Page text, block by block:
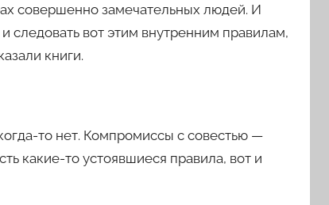
совершенно замечательных людей. И
следовать вот этим внутренним правилам,
книги.
то нет. Компромиссы с совестью —
какие-то устоявшиеся правила, вот и